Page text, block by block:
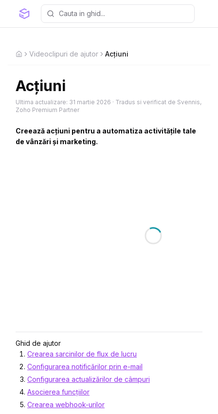
HomeVideoclipuri de ajutor Acțiuni
Acțiuni
Ultima actualizare: 31 martie 2026 · Tradus si verificat de Svennis,
Zoho Premium Partner
Creează acțiuni pentru a automatiza activitățile tale
de vânzări și marketing.
Ghid de ajutor
Crearea sarcinilor de flux de lucru
Configurarea notificărilor prin e-mail
Configurarea actualizărilor de câmpuri
Asocierea funcțiilor
Crearea webhook-urilor